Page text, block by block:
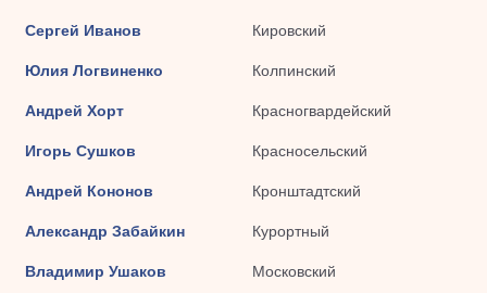
Сергей Иванов Кировский
Юлия Логвиненко Колпинский
Андрей Хорт Красногвардейский
Игорь Сушков Красносельский
Андрей Кононов Кронштадтский
Александр Забайкин Курортный
Владимир Ушаков Московский